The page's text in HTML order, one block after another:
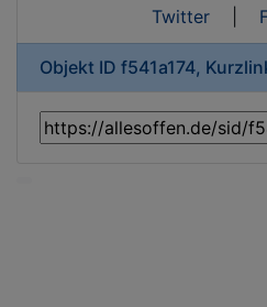
Twitter|
Objekt ID f541a174,